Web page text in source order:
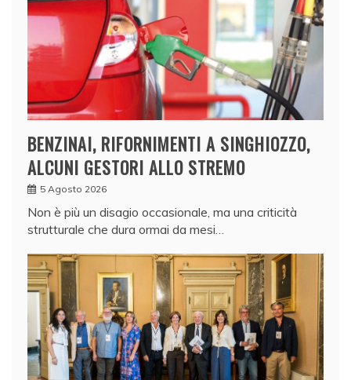
BENZINAI, RIFORNIMENTI A SINGHIOZZO,
ALCUNI GESTORI ALLO STREMO
5 Agosto 2026
Non è più un disagio occasionale, ma una criticità
strutturale che dura ormai da mesi…